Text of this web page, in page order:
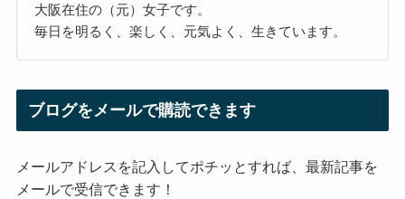
大阪在住の（元）女子です。
毎日を明るく、楽しく、元気よく、生きています。
ブログをメールで購読できます
メールアドレスを記入してポチッとすれば、最新記事を
メールで受信できます！